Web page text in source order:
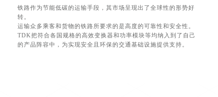
铁路作为节能低碳的运输手段，其市场呈现出了全球性的形势好
转。
运输众多乘客和货物的铁路所要求的是高度的可靠性和安全性。
TDK把符合各国规格的高效变换器和功率模块等均纳入到了自己
的产品阵容中，为实现安全且环保的交通基础设施提供支持。